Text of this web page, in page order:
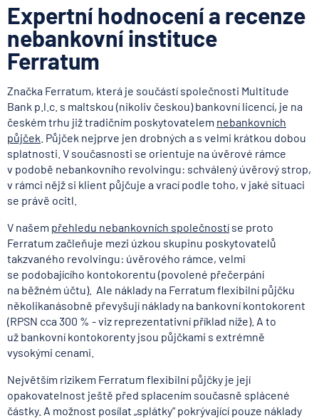
Expertní hodnocení a recenze
nebankovní instituce
Ferratum
Značka Ferratum, která je součástí společnosti Multitude
Bank p.l.c. s maltskou (nikoliv českou) bankovní licencí, je na
českém trhu již tradičním poskytovatelem nebankovních
půjček . Půjček nejprve jen drobných a s velmi krátkou dobou
splatnosti. V současnosti se orientuje na úvěrové rámce
v podobě nebankovního revolvingu: schválený úvěrový strop,
v rámci nějž si klient půjčuje a vrací podle toho, v jaké situaci
se právě ocitl.
V našem přehledu nebankovních společností se proto
Ferratum začleňuje mezi úzkou skupinu poskytovatelů
takzvaného revolvingu: úvěrového rámce, velmi
se podobajícího kontokorentu (povolené přečerpání
na běžném účtu). Ale náklady na Ferratum flexibilní půjčku
několikanásobně převyšují náklady na bankovní kontokorent
(RPSN cca 300 % - viz reprezentativní příklad níže). A to
už bankovní kontokorenty jsou půjčkami s extrémně
vysokými cenami.
Největším rizikem Ferratum flexibilní půjčky je její
opakovatelnost ještě před splacením současně splácené
částky. A možnost posílat „splátky“ pokrývající pouze náklady